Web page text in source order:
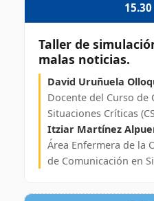
Taller de
malas noticias.
David Uruñuela
Docente del Curso de
Situaciones Críticas
Itziar Martínez
Área Enfermera de la
de Comunicación en